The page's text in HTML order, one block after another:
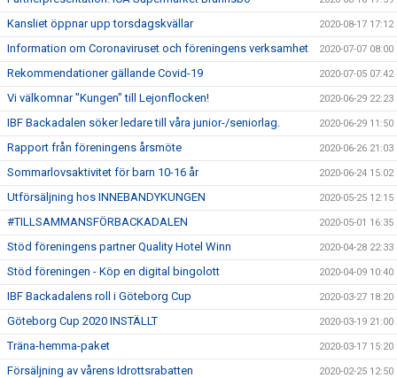
Kansliet öppnar upp torsdagskvällar 2020-08-17 17:12
Information om Coronaviruset och föreningens verksamhet 2020-07-07 08:00
Rekommendationer gällande Covid-19 2020-07-05 07:42
Vi välkomnar "Kungen" till Lejonflocken! 2020-06-29 22:23
IBF Backadalen söker ledare till våra junior-/seniorlag. 2020-06-29 11:50
Rapport från föreningens årsmöte 2020-06-26 21:03
Sommarlovsaktivitet för barn 10-16 år 2020-06-24 15:02
Utförsäljning hos INNEBANDYKUNGEN 2020-05-25 12:15
#TILLSAMMANSFÖRBACKADALEN 2020-05-01 16:35
Stöd föreningens partner Quality Hotel Winn 2020-04-28 22:33
Stöd föreningen - Köp en digital bingolott 2020-04-09 10:40
IBF Backadalens roll i Göteborg Cup 2020-03-27 18:20
Göteborg Cup 2020 INSTÄLLT 2020-03-19 21:00
Träna-hemma-paket 2020-03-17 15:20
Försäljning av vårens Idrottsrabatten 2020-02-25 12:50